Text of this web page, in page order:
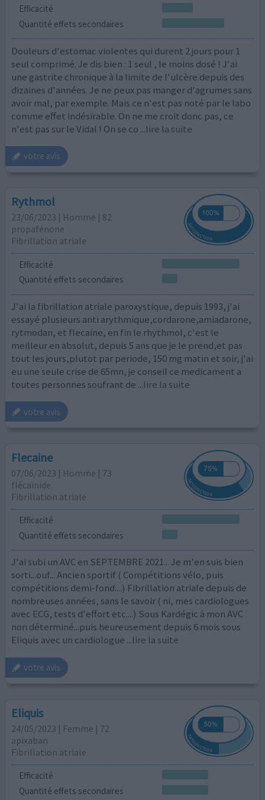
Efficacité
Quantité effets secondaires
Douleurs d'estomac violentes qui durent 2 jours pour 1
seul comprimé. Je dis bien : 1 seul , le moins dosé ! J'ai
une gastrite chronique à la limite de l'ulcère depuis des
dizaines d'années. Je ne peux pas manger d'agrumes sans
avoir mal, par exemple. Mais ce n'est pas noté par le labo
comme effet indésirable. On ne me croit donc pas, ce
n'est pas sur le Vidal ! On se co ...lire la suite
votre avis
Rythmol
23/06/2023 | Homme | 82
propafénone
Fibrillation atriale
Efficacité
Quantité effets secondaires
J'ai la fibrillation atriale paroxystique, depuis 1993, j'ai
essayé plusieurs anti arythmique,cordarone,amiadarone,
rytmodan, et flecaine, en fin le rhythmol, c'est le
meilleur en absolut, depuis 5 ans que je le prend,et pas
tout les jours,plutot par periode, 150 mg matin et soir, j'ai
eu une seule crise de 65mn, je conseil ce medicament a
toutes personnes soufrant de ...lire la suite
votre avis
Flecaine
07/06/2023 | Homme | 73
flécaïnide
Fibrillation atriale
Efficacité
Quantité effets secondaires
J'ai subi un AVC en SEPTEMBRE 2021... Je m'en suis bien
sorti...ouf... Ancien sportif ( Compétitions vélo, puis
compétitions demi-fond....) Fibrillation atriale depuis de
nombreuses années, sans le savoir ( ni, mes cardiologues
avec ECG, tests d'effort etc....) Sous Kardégic à mon AVC
non déterminé...puis heureusement depuis 6 mois sous
Eliquis avec un cardiologue ...lire la suite
votre avis
Eliquis
24/05/2023 | Femme | 72
apixaban
Fibrillation atriale
Efficacité
Quantité effets secondaires